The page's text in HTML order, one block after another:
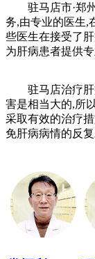
驻马店市·郑州
务,由专业的医生,
些医生在接受了
为肝病患者提供
驻马店治疗肝
害是相当大的,所
采取有效的治疗
免肝病病情的反